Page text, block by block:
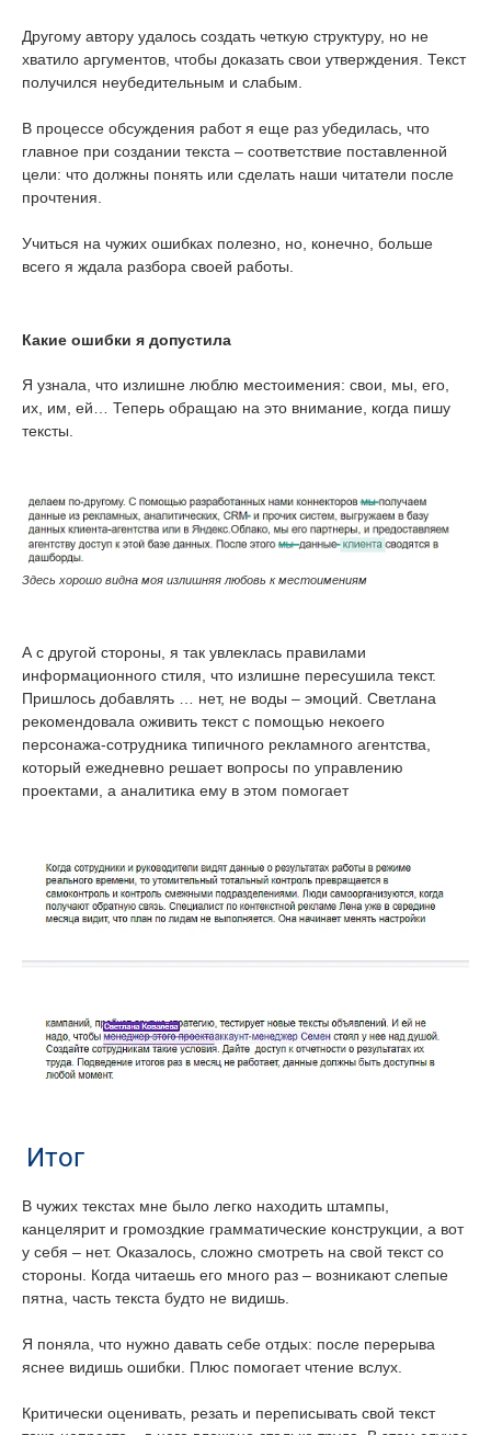
Другому автору удалось создать четкую структуру, но не
хватило аргументов, чтобы доказать свои утверждения. Текст
получился неубедительным и слабым.
В процессе обсуждения работ я еще раз убедилась, что
главное при создании текста – соответствие поставленной
цели: что должны понять или сделать наши читатели после
прочтения.
Учиться на чужих ошибках полезно, но, конечно, больше
всего я ждала разбора своей работы.
Какие ошибки я допустила
Я узнала, что излишне люблю местоимения: свои, мы, его,
их, им, ей… Теперь обращаю на это внимание, когда пишу
тексты.
Здесь хорошо видна моя излишняя любовь к местоимениям
А с другой стороны, я так увлеклась правилами
информационного стиля, что излишне пересушила текст.
Пришлось добавлять … нет, не воды – эмоций. Светлана
рекомендовала оживить текст с помощью некоего
персонажа-сотрудника типичного рекламного агентства,
который ежедневно решает вопросы по управлению
проектами, а аналитика ему в этом помогает
Итог
В чужих текстах мне было легко находить штампы,
канцелярит и громоздкие грамматические конструкции, а вот
у себя – нет. Оказалось, сложно смотреть на свой текст со
стороны. Когда читаешь его много раз – возникают слепые
пятна, часть текста будто не видишь.
Я поняла, что нужно давать себе отдых: после перерыва
яснее видишь ошибки. Плюс помогает чтение вслух.
Критически оценивать, резать и переписывать свой текст